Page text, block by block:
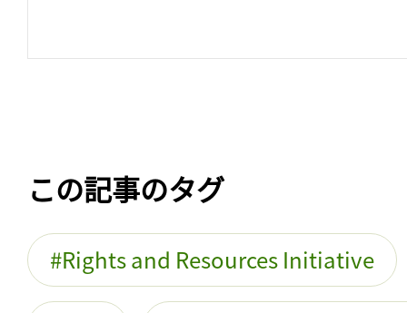
この記事のタグ
Rights and Resources Initiative